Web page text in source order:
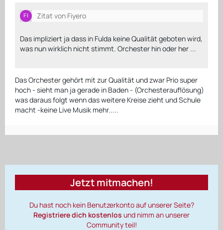
Zitat von Fiyero
Das impliziert ja dass in Fulda keine Qualität geboten wird,
was nun wirklich nicht stimmt. Orchester hin oder her ...
Das Orchester gehört mit zur Qualität und zwar Prio super
hoch - sieht man ja gerade in Baden - (Orchesterauflösung)
was daraus folgt wenn das weitere Kreise zieht und Schule
macht -keine Live Musik mehr.....
Jetzt mitmachen!
Du hast noch kein Benutzerkonto auf unserer Seite?
Registriere dich kostenlos und nimm an unserer
Community teil!